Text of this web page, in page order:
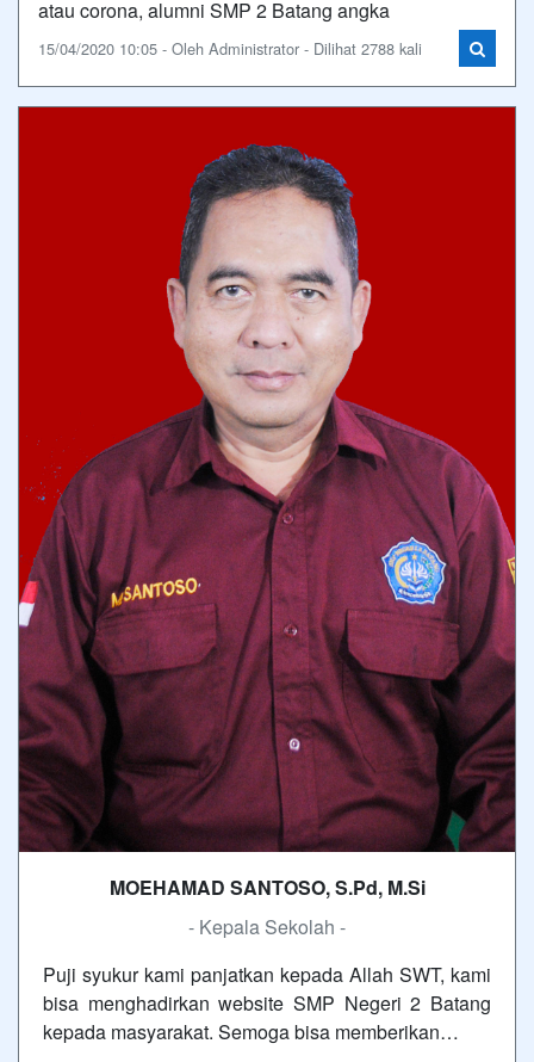
atau corona, alumni SMP 2 Batang angka
15/04/2020 10:05 - Oleh Administrator - Dilihat 2788 kali
MOEHAMAD SANTOSO, S.Pd, M.Si
- Kepala Sekolah -
Puji syukur kami panjatkan kepada Allah SWT, kami
bisa menghadirkan website SMP Negeri 2 Batang
kepada masyarakat. Semoga bisa memberikan…